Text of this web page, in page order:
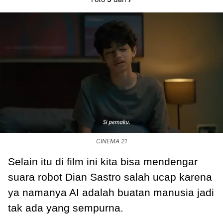
CINEMA 21
Selain itu di film ini kita bisa mendengar
suara robot Dian Sastro salah ucap karena
ya namanya AI adalah buatan manusia jadi
tak ada yang sempurna.